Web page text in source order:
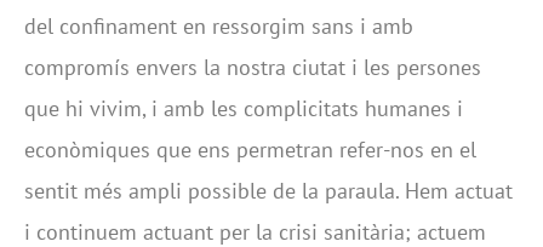
del confinament en ressorgim sans i amb
compromís envers la nostra ciutat i les persones
que hi vivim, i amb les complicitats humanes i
econòmiques que ens permetran refer-nos en el
sentit més ampli possible de la paraula. Hem actuat
i continuem actuant per la crisi sanitària; actuem